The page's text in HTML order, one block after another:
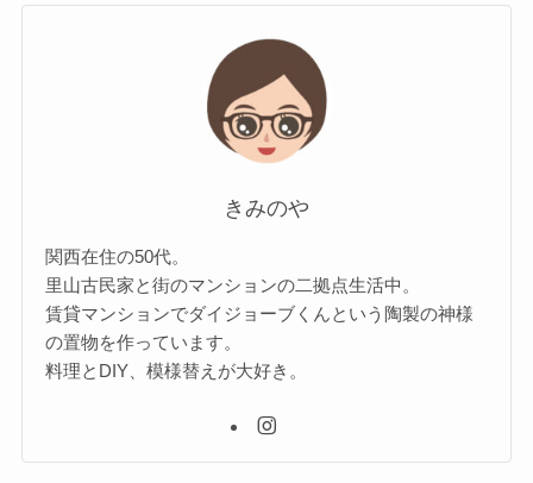
きみのや
関西在住の50代。
里山古民家と街のマンションの二拠点生活中。
賃貸マンションでダイジョーブくんという陶製の神様
の置物を作っています。
料理とDIY、模様替えが大好き。